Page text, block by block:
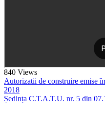
840 Views
Autorizatii de construire emise
2018
Ședința C.T.A.T.U. nr. 5 din